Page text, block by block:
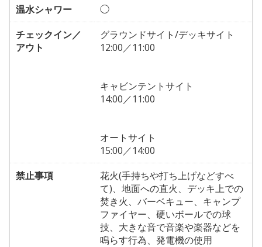
温水シャワー
◯
チェックイン／
アウト
グラウンドサイト/デッキサイト
12:00／11:00
キャビンテントサイト
14:00／11:00
オートサイト
15:00／14:00
禁止事項
花火(手持ちや打ち上げなどすべ
て)、地面への直火、デッキ上での
焚き火、バーベキュー、キャンプ
ファイヤー、硬いボールでの球
技、大きな音で音楽や楽器などを
鳴らす行為、発電機の使用